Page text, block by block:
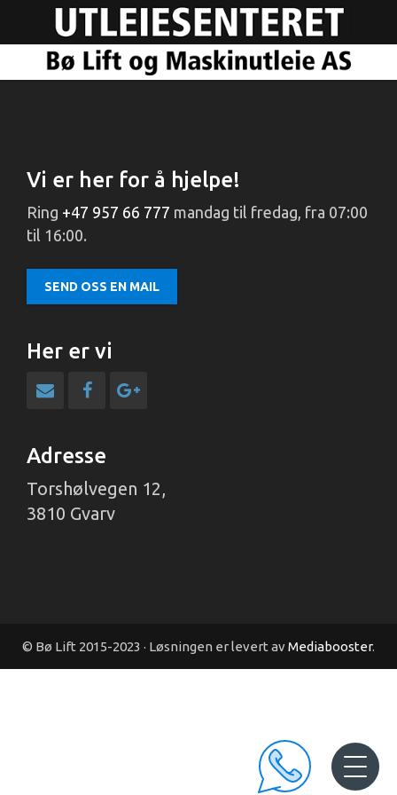
Vi er her for å hjelpe!
Ring +47 957 66 777 mandag til fredag, fra 07:00
til 16:00.
SEND OSS EN MAIL
Her er vi
Adresse
Torshølvegen 12,
3810 Gvarv
© Bø Lift 2015-2023 · Løsningen er levert avMediabooster.